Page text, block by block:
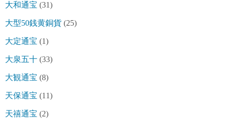
大和通宝 (31)
大型50銭黄銅貨 (25)
大定通宝 (1)
大泉五十 (33)
大観通宝 (8)
天保通宝 (11)
天禧通宝 (2)